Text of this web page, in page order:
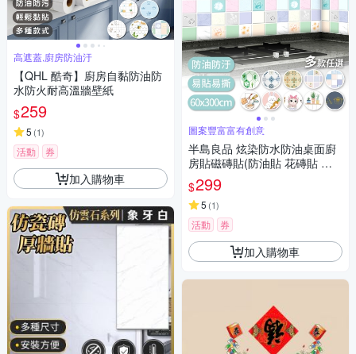
高遮蓋,廚房防油汙
【QHL 酷奇】廚房自黏防油防
水防火耐高溫牆壁紙
$259
5 (1)
活動 券
加入購物車
圖案豐富富有創意
半島良品 炫染防水防油桌面廚
房貼磁磚貼(防油貼 花磚貼 翻
新貼 牆貼 防水 裝飾)
$299
5 (1)
活動 券
加入購物車